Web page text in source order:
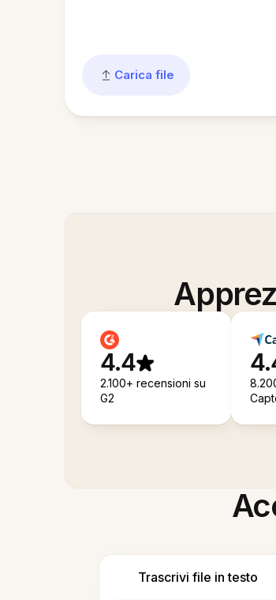
Carica file
4.4
2.100+ recensioni su
G2
Trascrivi file in testo